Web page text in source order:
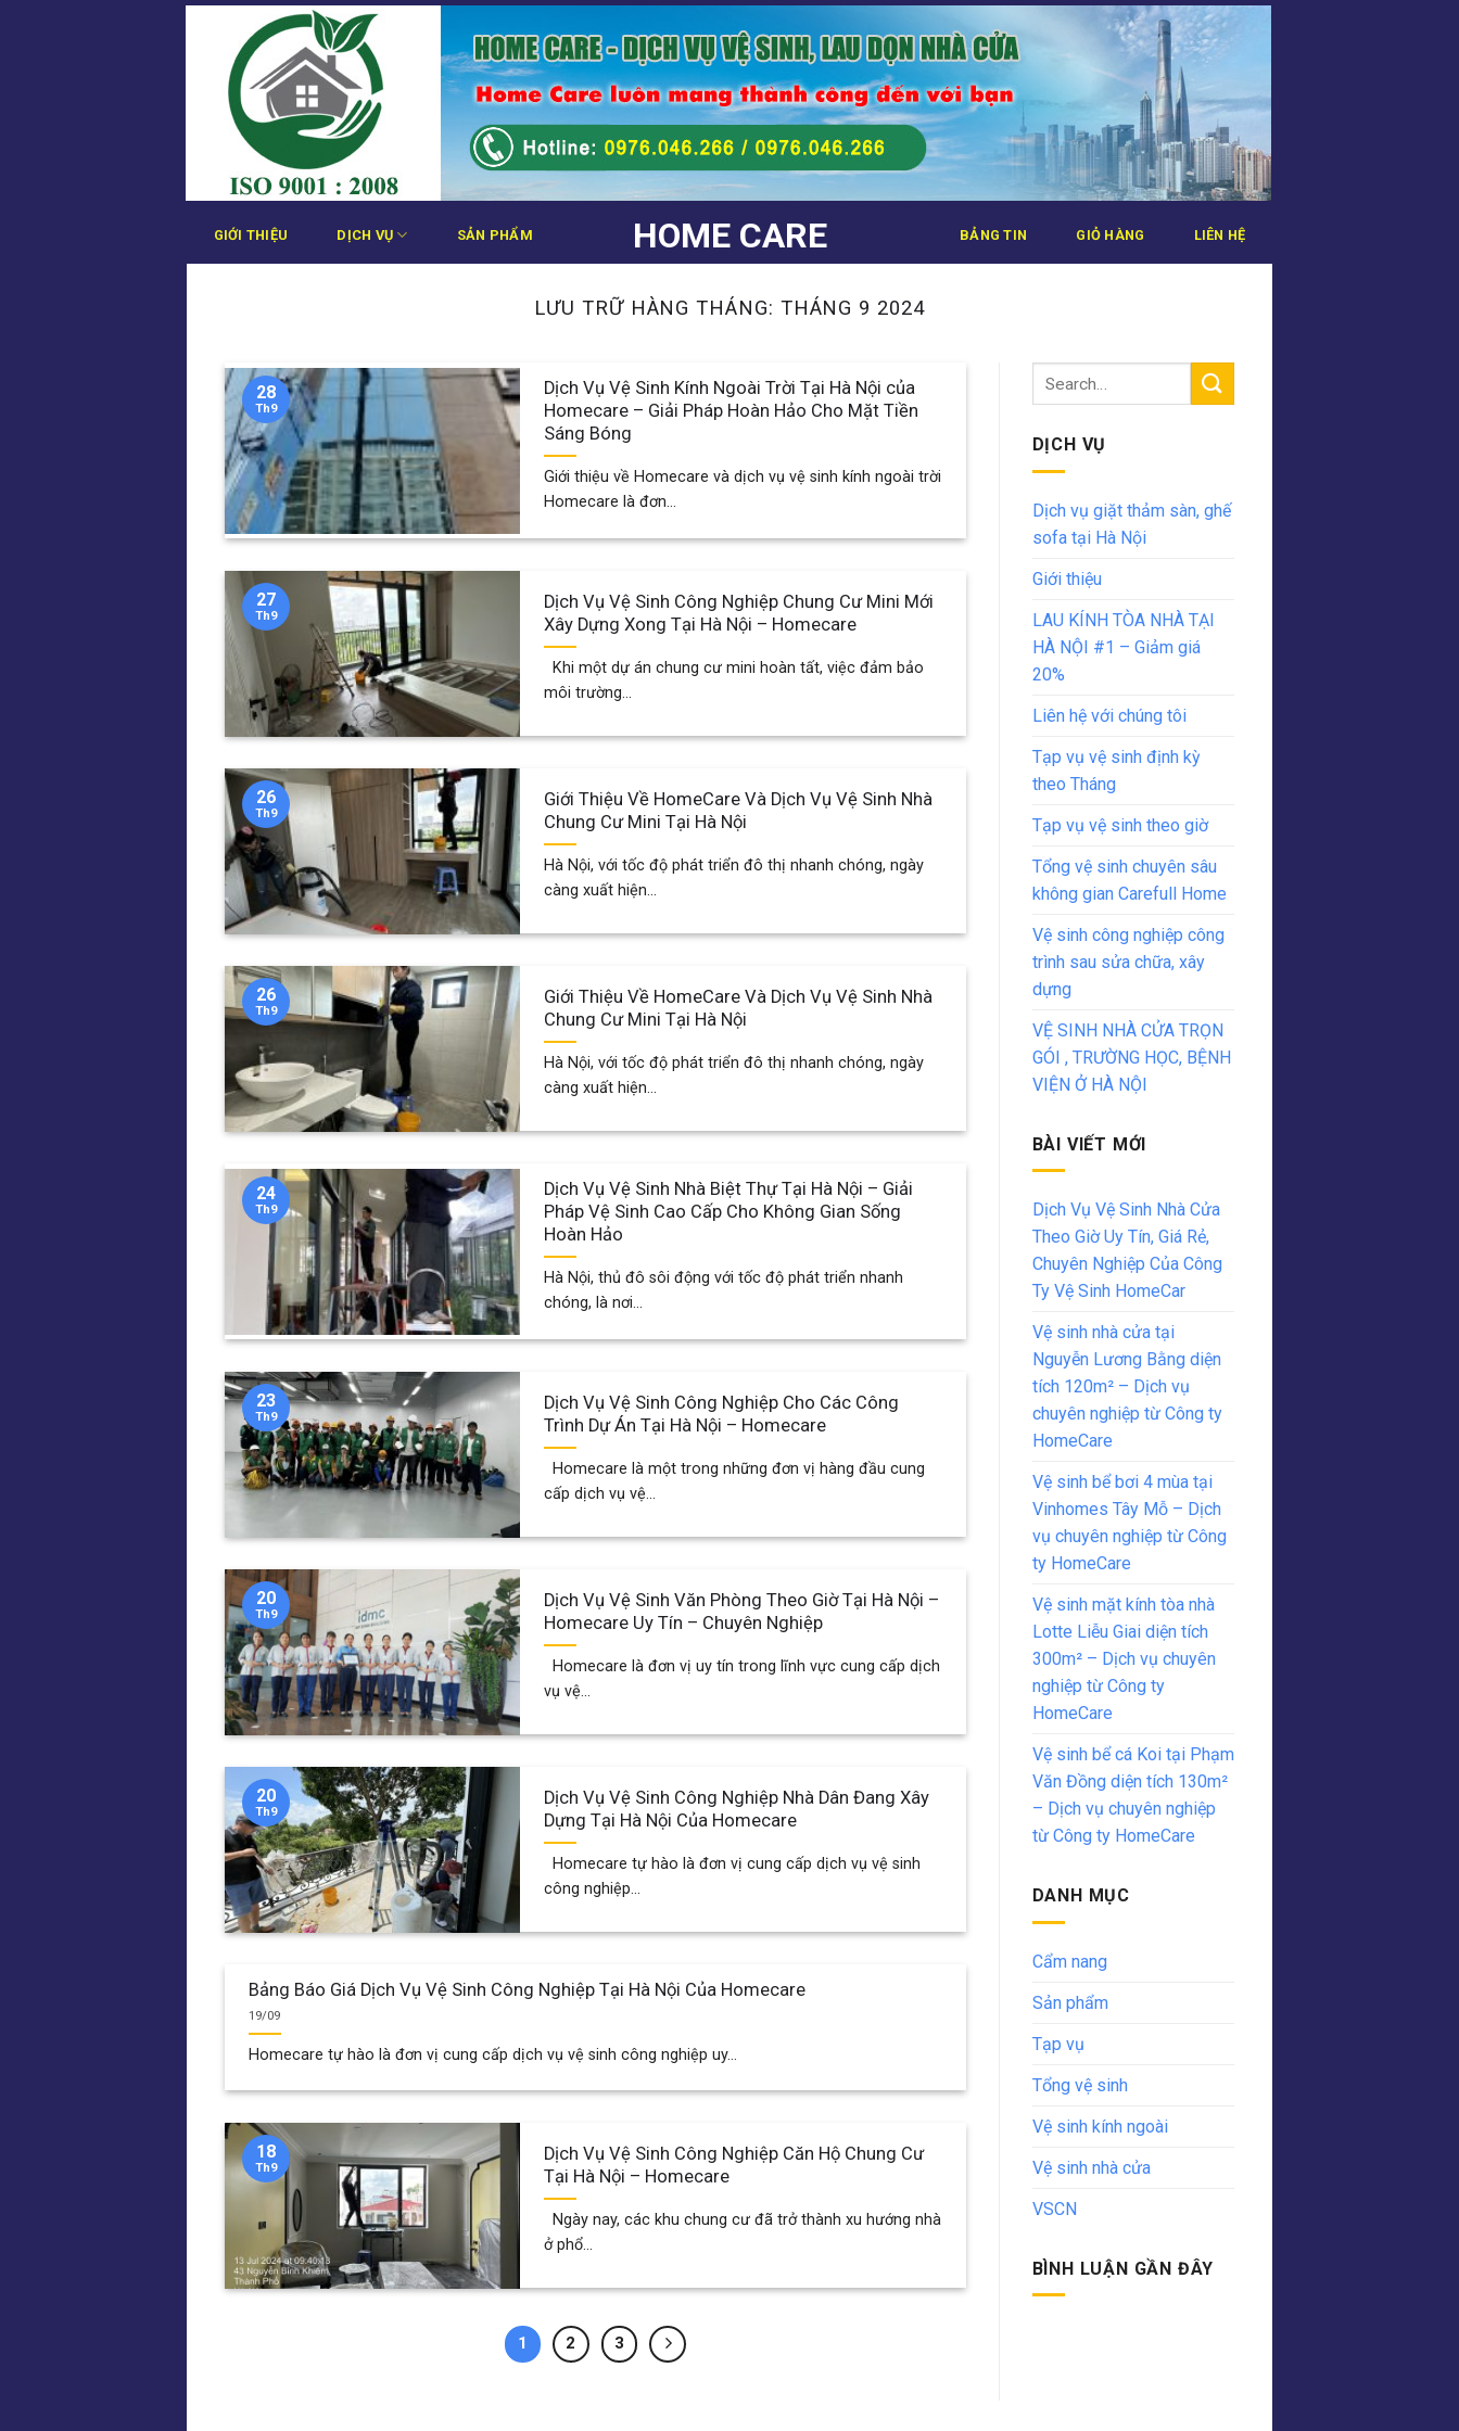
Bỏ
HOME CARE
GIỚI THIỆU DỊCH VỤ SẢN PHẨM BẢNG TIN GIỎ HÀNG LIÊN HỆ
LƯU TRỮ HÀNG THÁNG: THÁNG 9 2024
Dịch Vụ Vệ Sinh Kính Ngoài Trời Tại Hà Nội của
Homecare – Giải Pháp Hoàn Hảo Cho Mặt Tiền
Sáng Bóng
Giới thiệu về Homecare và dịch vụ vệ sinh kính ngoài trời
Homecare là đơn...
28
Th9
Dịch Vụ Vệ Sinh Công Nghiệp Chung Cư Mini Mới
Xây Dựng Xong Tại Hà Nội – Homecare
Khi một dự án chung cư mini hoàn tất, việc đảm bảo
môi trường...
27
Th9
Giới Thiệu Về HomeCare Và Dịch Vụ Vệ Sinh Nhà
Chung Cư Mini Tại Hà Nội
Hà Nội, với tốc độ phát triển đô thị nhanh chóng, ngày
càng xuất hiện...
26
Th9
Giới Thiệu Về HomeCare Và Dịch Vụ Vệ Sinh Nhà
Chung Cư Mini Tại Hà Nội
Hà Nội, với tốc độ phát triển đô thị nhanh chóng, ngày
càng xuất hiện...
26
Th9
Dịch Vụ Vệ Sinh Nhà Biệt Thự Tại Hà Nội – Giải
Pháp Vệ Sinh Cao Cấp Cho Không Gian Sống
Hoàn Hảo
Hà Nội, thủ đô sôi động với tốc độ phát triển nhanh
chóng, là nơi...
24
Th9
Dịch Vụ Vệ Sinh Công Nghiệp Cho Các Công
Trình Dự Án Tại Hà Nội – Homecare
Homecare là một trong những đơn vị hàng đầu cung
cấp dịch vụ vệ...
23
Th9
Dịch Vụ Vệ Sinh Văn Phòng Theo Giờ Tại Hà Nội –
Homecare Uy Tín – Chuyên Nghiệp
Homecare là đơn vị uy tín trong lĩnh vực cung cấp dịch
vụ vệ...
20
Th9
Dịch Vụ Vệ Sinh Công Nghiệp Nhà Dân Đang Xây
Dựng Tại Hà Nội Của Homecare
Homecare tự hào là đơn vị cung cấp dịch vụ vệ sinh
công nghiệp...
20
Th9
Bảng Báo Giá Dịch Vụ Vệ Sinh Công Nghiệp Tại Hà Nội Của Homecare
19/09
Homecare tự hào là đơn vị cung cấp dịch vụ vệ sinh công nghiệp uy...
Dịch Vụ Vệ Sinh Công Nghiệp Căn Hộ Chung Cư
Tại Hà Nội – Homecare
Ngày nay, các khu chung cư đã trở thành xu hướng nhà
ở phổ...
18
Th9
1 2 3
DỊCH VỤ
Dịch vụ giặt thảm sàn, ghế
sofa tại Hà Nội
Giới thiệu
LAU KÍNH TÒA NHÀ TẠI
HÀ NỘI #1 – Giảm giá
20%
Liên hệ với chúng tôi
Tạp vụ vệ sinh định kỳ
theo Tháng
Tạp vụ vệ sinh theo giờ
Tổng vệ sinh chuyên sâu
không gian Carefull Home
Vệ sinh công nghiệp công
trình sau sửa chữa, xây
dựng
VỆ SINH NHÀ CỬA TRỌN
GÓI , TRƯỜNG HỌC, BỆNH
VIỆN Ở HÀ NỘI
BÀI VIẾT MỚI
Dịch Vụ Vệ Sinh Nhà Cửa
Theo Giờ Uy Tín, Giá Rẻ,
Chuyên Nghiệp Của Công
Ty Vệ Sinh HomeCar
Vệ sinh nhà cửa tại
Nguyễn Lương Bằng diện
tích 120m² – Dịch vụ
chuyên nghiệp từ Công ty
HomeCare
Vệ sinh bể bơi 4 mùa tại
Vinhomes Tây Mỗ – Dịch
vụ chuyên nghiệp từ Công
ty HomeCare
Vệ sinh mặt kính tòa nhà
Lotte Liễu Giai diện tích
300m² – Dịch vụ chuyên
nghiệp từ Công ty
HomeCare
Vệ sinh bể cá Koi tại Phạm
Văn Đồng diện tích 130m²
– Dịch vụ chuyên nghiệp
từ Công ty HomeCare
DANH MỤC
Cẩm nang
Sản phẩm
Tạp vụ
Tổng vệ sinh
Vệ sinh kính ngoài
Vệ sinh nhà cửa
VSCN
BÌNH LUẬN GẦN ĐÂY